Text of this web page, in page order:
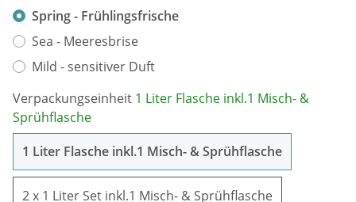
Spring - Frühlingsfrische
Sea - Meeresbrise
Mild - sensitiver Duft
Verpackungseinheit 1 Liter Flasche inkl.1 Misch- &
Sprühflasche
1 Liter Flasche inkl.1 Misch- & Sprühflasche1 Liter
2 x 1 Liter Set inkl.1 Misch- & Sprühflasche2 x 1 Liter